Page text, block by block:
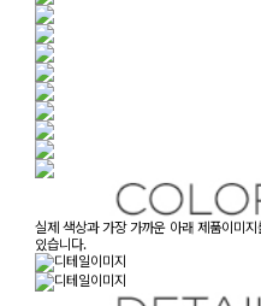
실제 색상과 가장 가까운 아래 제품이미
있습니다.